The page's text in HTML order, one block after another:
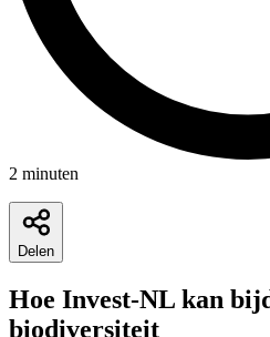
2 minuten
Delen
Hoe Invest-NL kan
biodiversiteit